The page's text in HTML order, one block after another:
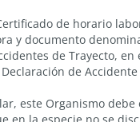
de horario
y documento
de Trayecto, en
de Accidente
este Organismo debe